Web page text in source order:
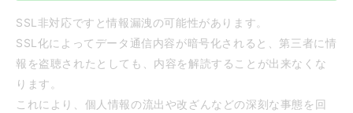
SSL非対応ですと情報漏洩の可能性があります。
SSL化によってデータ通信内容が暗号化されると、第三者に情
報を盗聴されたとしても、内容を解読することが出来なくな
ります。
これにより、個人情報の流出や改ざんなどの深刻な事態を回